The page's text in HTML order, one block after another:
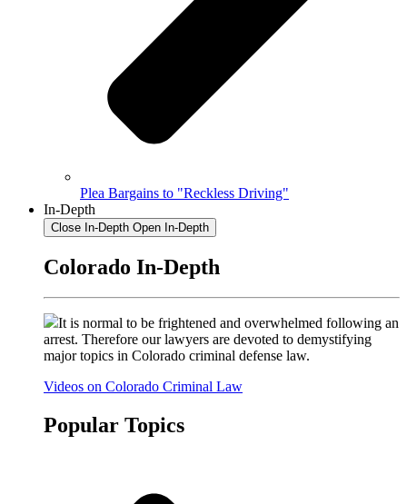
Plea Bargains to "Reckless Driving"
In-Depth
Close In-Depth Open In-Depth
Colorado In-Depth
It is normal to be frightened and overwhelmed following an
arrest. Therefore our lawyers are devoted to demystifying
major topics in Colorado criminal defense law.
Videos on Colorado Criminal Law
Popular Topics